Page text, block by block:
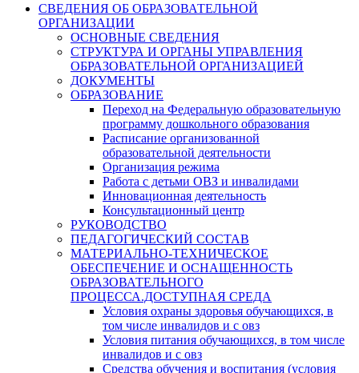
СВЕДЕНИЯ ОБ ОБРАЗОВАТЕЛЬНОЙ
ОРГАНИЗАЦИИ
ОСНОВНЫЕ СВЕДЕНИЯ
СТРУКТУРА И ОРГАНЫ УПРАВЛЕНИЯ
ОБРАЗОВАТЕЛЬНОЙ ОРГАНИЗАЦИЕЙ
ДОКУМЕНТЫ
ОБРАЗОВАНИЕ
Переход на Федеральную образовательную
программу дошкольного образования
Расписание организованной
образовательной деятельности
Организация режима
Работа с детьми ОВЗ и инвалидами
Инновационная деятельность
Консультационный центр
РУКОВОДСТВО
ПЕДАГОГИЧЕСКИЙ СОСТАВ
МАТЕРИАЛЬНО-ТЕХНИЧЕСКОЕ
ОБЕСПЕЧЕНИЕ И ОСНАЩЕННОСТЬ
ОБРАЗОВАТЕЛЬНОГО
ПРОЦЕССА.ДОСТУПНАЯ СРЕДА
Условия охраны здоровья обучающихся, в
том числе инвалидов и с овз
Условия питания обучающихся, в том числе
инвалидов и с овз
Средства обучения и воспитания (условия